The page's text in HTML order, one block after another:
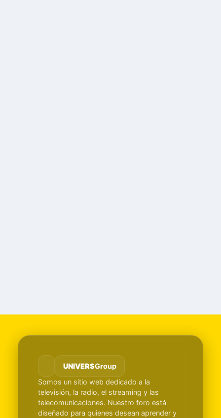
UNIVERSGroup
Somos un sitio web dedicado a la
televisión, la radio, el streaming y las
telecomunicaciones. Nuestro foro está
diseñado para quienes desean aprender y